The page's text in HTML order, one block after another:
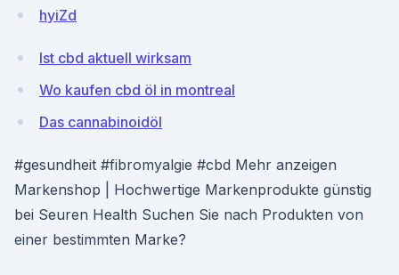
hyiZd
Ist cbd aktuell wirksam
Wo kaufen cbd öl in montreal
Das cannabinoidöl
#gesundheit #fibromyalgie #cbd Mehr anzeigen
Markenshop | Hochwertige Markenprodukte günstig
bei Seuren Health Suchen Sie nach Produkten von
einer bestimmten Marke?